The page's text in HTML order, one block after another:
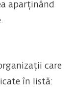
aparținând
care
în listă: